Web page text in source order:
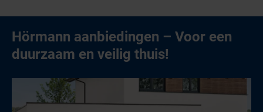
Hörmann aanbiedingen – Voor een
duurzaam en veilig thuis!